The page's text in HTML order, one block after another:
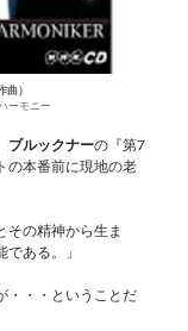
）
ーモニー
ブルックナーの『第7
の本番前に現地の老
その精神から生ま
ある。」
・・・ということだ